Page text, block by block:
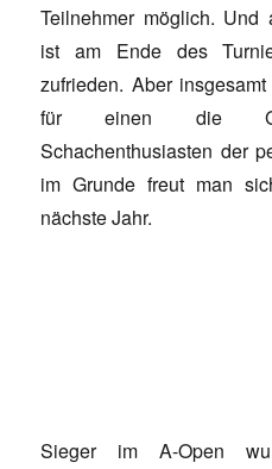
Teilnehmer möglich. Und
ist am Ende des
zufrieden. Aber
für einen die
Schachenthusiasten der
im Grunde freut man
nächste Jahr.
Sieger im A-Open